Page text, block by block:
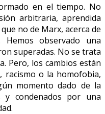
en el tiempo. No
arbitraria, aprendida
no de Marx, acerca de
observado una
superadas. No se trata
Pero, los cambios están
racismo o la homofobia,
momento dado de la
y condenados por una